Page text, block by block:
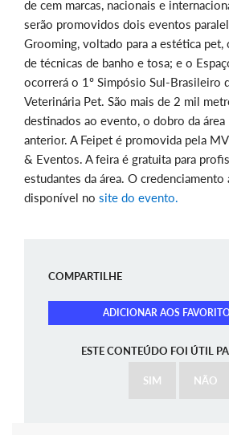
de cem marcas, nacionais e
serão promovidos dois eventos
Grooming, voltado para a estética pet,
de técnicas de banho e tosa; e o
ocorrerá o 1º Simpósio Sul-Brasileiro
Veterinária Pet. São mais de 2 mil
destinados ao evento, o dobro da área
anterior. A Feipet é promovida pela
& Eventos. A feira é gratuita para
estudantes da área. O credenciamento
disponível no site do evento.
COMPARTILHE
ADICIONAR AOS
ESTE CONTEÚDO FOI ÚTIL
SIM NÃO